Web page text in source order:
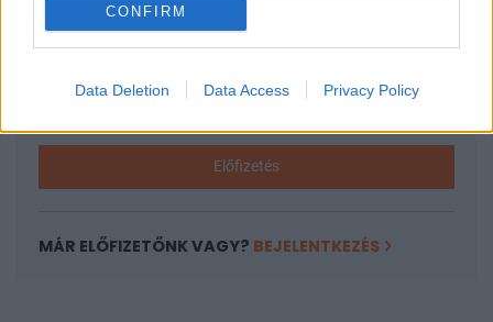
CONFIRM
Data Deletion Data Access Privacy Policy
Az előfizetés a következőket tartalmazza:
Kötéslisták: BÉT elmúlt 2 év napon belüli
Előfizetés
MÁR ELŐFIZETŐNK VAGY? BEJELENTKEZÉS